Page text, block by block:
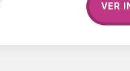
VER